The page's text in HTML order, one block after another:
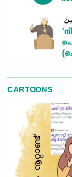
CARTOONS